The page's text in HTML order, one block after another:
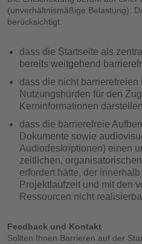
(unverhältnismäßige Belastung).
berücksichtigt:
dass die Startseite als
bereits weitgehend
dass die nicht
Nutzungshürden für den
Kerninformationen
dass die barrierefreie
Dokumente sowie
Audiodeskriptionen) einen
zeitlichen,
erfordert hätte, der
Projektlaufzeit und mit den
Ressourcen nicht
Feedback und Kontakt
Sollten Ihnen Barrieren auf der